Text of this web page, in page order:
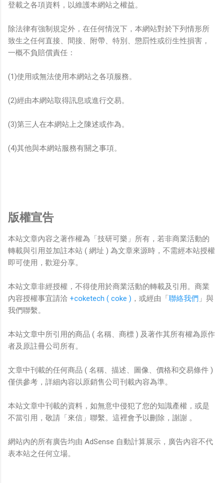
登載之各項資料，以維護本網站之權益。
除法律有強制規定外，在任何情況下，本網站對於下列情形所
致生之任何直接、間接、附帶、特別、懲罰性或衍生性損害，
一概不負賠償責任：
(1)使用或無法使用本網站之各項服務。
(2)經由本網站取得訊息或進行交易。
(3)第三人在本網站上之陳述或作為。
(4)其他與本網站服務有關之事項。
版權宣告
本站文章內容之著作權為「技研可樂」所有，若非商業活動的
轉載與引用並加註本站 ( 網址 ) 為文章來源時，不需經本站授權
即可使用，歡迎分享。
本站文章非經授權，不得使用於商業活動的轉載及引用。商業
內容授權事宜請洽 +coketech ( coke ) ，或經由「聯絡我們 」與
我們聯繫。
本站文章中所引用的商品 ( 名稱、商標 ) 及著作其所有權為原作
者及原註冊公司所有。
文章中刊載的任何商品 ( 名稱、描述、圖像、價格和交易條件 )
僅供參考，詳細內容以原銷售公司刊載內容為準。
本站文章中刊載的資料，如無意中侵犯了您的知識產權，或是
不當引用，敬請「來信」聯繫。這裡會予以刪除，謝謝 。
網站內的所有廣告均由 AdSense 自動計算展示，廣告內容不代
表本站之任何立場。